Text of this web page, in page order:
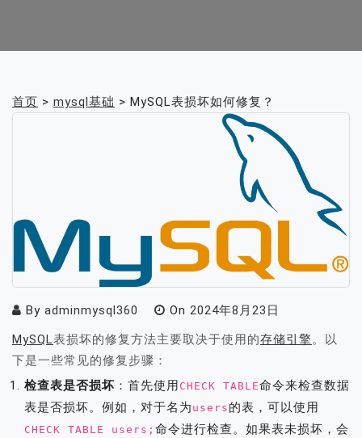
首页 > mysql基础 > MySQL表损坏如何修复？
By adminmysql360 On 2024年8月23日
MySQL表损坏的修复方法主要取决于使用的存储引擎。以
下是一些常见的修复步骤：
检查表是否损坏 ：首先使用 CHECK TABLE命令来检查数据
表是否损坏。例如，对于名为 users 的表，可以使用
CHECK TABLE users; 命令进行检查。如果表未损坏，会